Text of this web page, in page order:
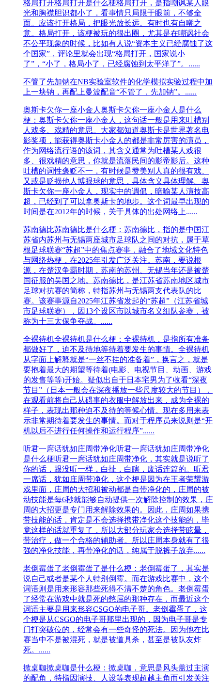
格局打开格局打开是什么梗格局打开，是指嘲讽某人眼
光和胸襟胆识都小了，看事情只局限于眼前，不够全
面。应该打开格局，把眼光放长远。有时也有自嘲之
意。格局打开，该梗被玩‌‌‌‌‌‌‌‌‌‌的很出圈，尤其是在嘲讽社会
不公平现象的时候，比如有人说“资本主义已经腐蚀了这
个国家”，评论里就会出现“格局打开，国家说小
了”，“小了，格局小了，已经腐蚀到太平洋了”。......
不管了先加钠在NB实验室软件的化学模拟实验过程中加
上一块钠，再配上曼波配音“不管了，先加钠”。......
奥斯卡欠你一座小金人 奥斯卡欠你一座小金人是什么
梗：奥斯卡欠你一座小金人，这句话一般是用来吐槽别
人戏多、戏精的意思。大家都知道奥斯卡是世界著名电
影奖项，能获得奥斯卡小金人的都是非常厉害的演员，
作为网络流行语的该词，其含义通常为吐槽某人戏很
多、很戏精的意思，你就是流落民间的影帝影后。这种
吐槽的词性褒贬不一，有时候是赞美别人真的很有戏、
又或是贬损他人博眼球的意思，具体含义具体理解。奥
斯卡欠你一座小金人，现实中的调侃，暗喻某人演技高
超，已经到了可以拿奥斯卡的地步。这个词最早出现的
时间是在2012年的时候，关于具体的出处网络上......
苏南德比苏南德比是什么梗：苏南德比‌，指的是中国江
苏省内苏州与无锡两座城市足球队之间的对抗，属于草
根足球联赛“苏超”中的焦点赛事，融合了地域文化特色
与网络热梗，在2025年引发广泛关注。‌‌苏南，要说根
源，在楚汉争霸时期，苏南的苏州、无锡当年还是被楚
国征服的吴国之地。苏南德比，是‌江苏省苏南地区城市
足球对抗赛‌的简称，特指苏州与无锡两支代表队的比
赛。该赛事源自2025年江苏省发起的“苏超”（江苏省城
市足球联赛），因13个设区市以城市名义组队参赛，被
称为十三太保争夺战。‌‌......
全裸待机全裸待机是什么梗：全裸待机，是指所有准备
都做好了，迫不及待地等待着要发生的事情。全裸待机
从字面上解释就是“一丝不挂的准备着”，换言之，就是
要抱着最大的期望等待着(电影、电视节目、动画、游戏
的发售等等)开始。疑似出自于日本宅男为了收看“深夜
节目”（日本一般会在深夜播放一些尺度较大的节目），
在观看前将自己从碍事的衣服中解放出来，成为全裸的
样子，表现出那种迫不及待的等候心情。现在多用来表
示非常期待着要发生的事情。而对于程序员来说则是“开
机以后不进行任何操作和运行程序”......
听君一席话犹如庄周带净化听君一席话犹如庄周带净化
是什么梗听君一席话犹如庄周带净化，其实就是说听了
你的话，跟没听一样，白扯，白瞎，废话连篇的。听君
一席话，犹如庄周带净化，这个梗是因为在王者荣耀游
戏里面，庄周的大招和被动都是自带净化的，庄周的被
动技能是每6秒就能够自动提供一次解除控制的效果，庄
周的大招更是专门用来解除效果的。因此，庄周如果携
带技能的话，肯定是不会选择携带净化这个技能的，毕
竟这样的话就重复了，所以大部分玩家会选择带眩晕，
带治疗，做一个合格的辅助者。所以庄周本身就有了很
强的净化技能，再带净化的话，纯属于脱裤子放弃......
老倒霉蛋了老倒霉蛋了是什么梗：老倒霉蛋了，其实是
说自己或者是某个人特别倒霉。而在游戏比赛中，这个
词语则是用来形容那些死得不清不楚的角色。老倒霉蛋
了经常在游戏中就是死的憋屈的那种存在，而最近这个
词语主要是用来形容CSGO的电子哥。老倒霉蛋了，这
个梗是从CSGO的电子哥那里出现的，因为电子哥是专
门打突破位的，经常会有一些奇怪的死法。因为他在比
赛当中不是被混死，就是被道具杀，甚至是被队友炸
死。......
掀桌咖掀桌咖是什么梗：掀桌咖，意思是风头盖过主演
的配角，特指因演技、人设等表现超越主角而引发关注